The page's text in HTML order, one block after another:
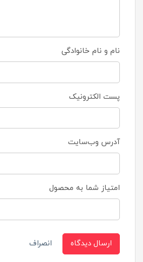
نام و نام خانوادگی
پست الکترونیک
آدرس وب‌سایت
امتیاز شما به محصول
ارسال دیدگاه انصراف